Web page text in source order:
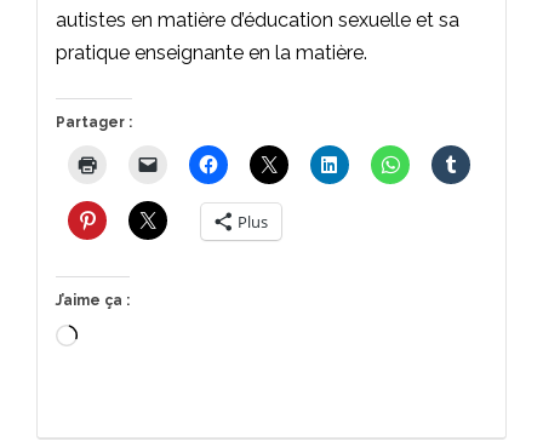
autistes en matière d’éducation sexuelle et sa
pratique enseignante en la matière.
Partager :
Plus
J’aime ça :
Chargement…